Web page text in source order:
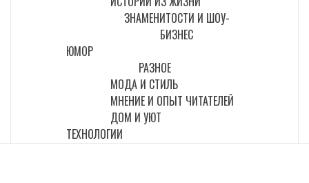
ЗНАМЕНИТОСТИ И ШОУ-
БИЗНЕС
ЮМОР
РАЗНОЕ
МОДА И СТИЛЬ
МНЕНИЕ И ОПЫТ ЧИТАТЕЛЕЙ
ДОМ И УЮТ
ТЕХНОЛОГИИ